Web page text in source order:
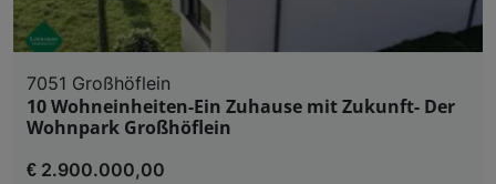
7051 Großhöflein
10 Wohneinheiten-Ein Zuhause mit Zukunft- Der
Wohnpark Großhöflein
€ 2.900.000,00